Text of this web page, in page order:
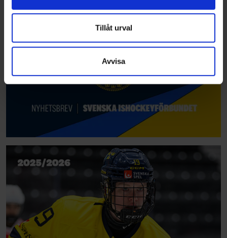
annons- och analysföretag som vi samarbetar med.
Dessa kan i sin tur kombinera informationen med annan
information som du har tillhandahållit eller som de har
samlat in när du har använt deras tjänster.
Tillåt urval
Avvisa